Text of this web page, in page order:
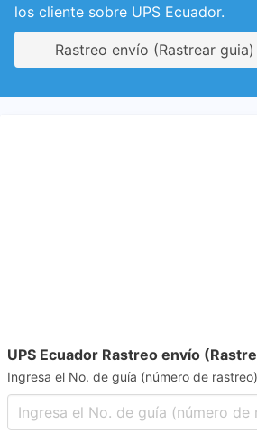
los cliente sobre UPS Ecuador.
Rastreo envío (Rastrear
UPS Ecuador Rastreo envío
Ingresa el No. de guía (número de rastreo)